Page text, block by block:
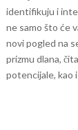
identifikuju i
ne samo što će
novi pogled na
prizmu dlana,
potencijale, kao